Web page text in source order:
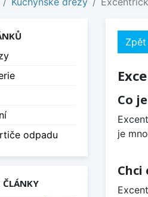
odpadu
ČLÁNKY
Co
je